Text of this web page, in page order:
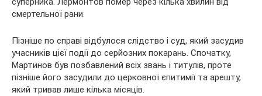
смертельної рани.
Пізніше по справі відбулося слідство і суд, який засудив
учасників цієї події до серйозних покарань. Спочатку,
Мартинов був позбавлений всіх звань і титулів, проте
пізніше його засудили до церковної єпитимії та арешту,
який тривав лише кілька місяців.